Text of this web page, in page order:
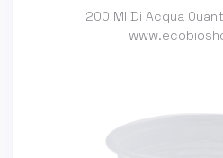
200 Ml Di Acqua